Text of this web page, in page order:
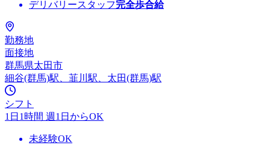
デリバリースタッフ完全歩合給
勤務地
面接地
群馬県太田市
細谷(群馬)駅、韮川駅、太田(群馬)駅
シフト
1日1時間 週1日からOK
未経験OK